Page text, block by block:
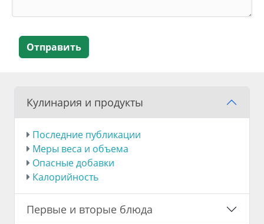
Отправить
Кулинария и продукты
Последние публикации
Меры веса и объема
Опасные добавки
Калорийность
Первые и вторые блюда